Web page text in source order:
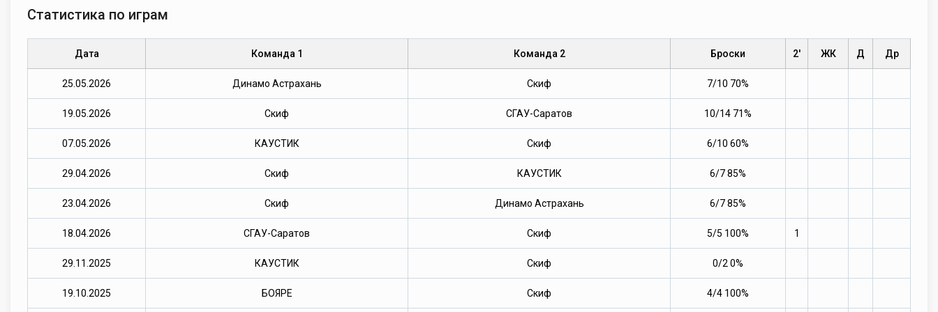
Статистика по играм
Дата Команда 1 Команда 2 Броски 2' ЖК Д Др
25.05.2026 Динамо Астрахань Скиф 7/10 70%
19.05.2026 Скиф СГАУ-Саратов 10/14 71%
07.05.2026 КАУСТИК Скиф 6/10 60%
29.04.2026 Скиф КАУСТИК 6/7 85%
23.04.2026 Скиф Динамо Астрахань 6/7 85%
18.04.2026 СГАУ-Саратов Скиф 5/5 100% 1
29.11.2025 КАУСТИК Скиф 0/2 0%
19.10.2025 БОЯРЕ Скиф 4/4 100%